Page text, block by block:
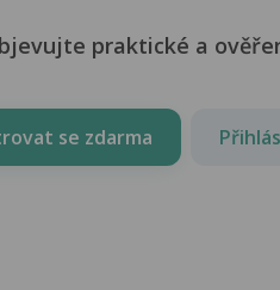
praktické a
se zdarma